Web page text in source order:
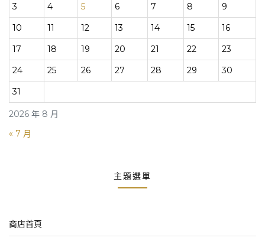
2026 年 8 月
3
4 5 6 7 8
9
10
11 12 13 14 15
16
17
18 19 20 21 22
23
24
25 26 27 28 29
30
31
« 7 月
主題選單
商店首頁